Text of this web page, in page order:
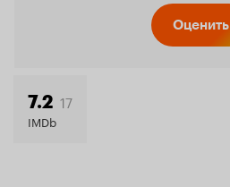
Оценить
7.2 17
IMDb